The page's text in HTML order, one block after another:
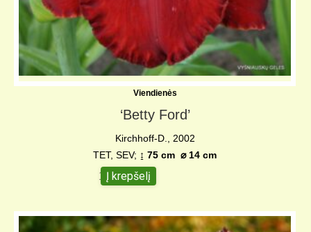
Viendienės
‘Betty Ford’
Kirchhoff-D., 2002
TET, SEV; ↨ 75 cm ⌀ 14 cm
14,00€
Į krepšelį